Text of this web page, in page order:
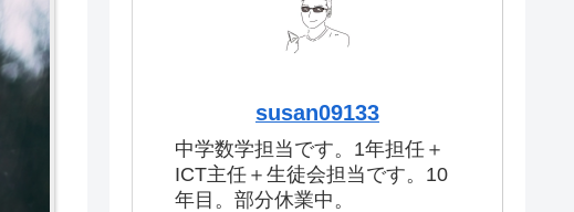
susan09133
中学数学担当です。1年担任＋
ICT主任＋生徒会担当です。10
年目。部分休業中。